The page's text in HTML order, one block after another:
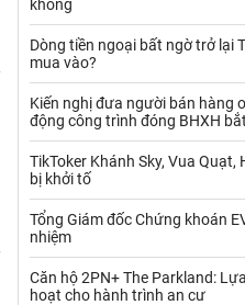
Sữa
Than
Thủy hải sản khác Tôm
Vàng
VLXD khác
Xi măng - Clynker
không
Dòng tiền ngoại bất ngờ trở lại
mua vào?
Kiến nghị đưa người bán hàng
động công trình đóng BHXH
TikToker Khánh Sky, Vua Quạt,
bị khởi tố
Tổng Giám đốc Chứng khoán
nhiệm
Căn hộ 2PN+ The Parkland:
hoạt cho hành trình an cư